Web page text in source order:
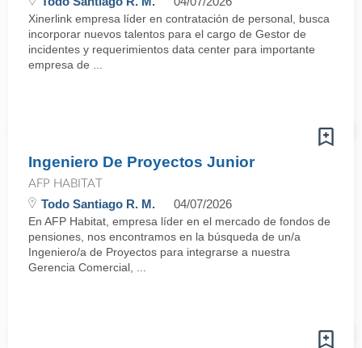
Xinerlink empresa líder en contratación de personal, busca
incorporar nuevos talentos para el cargo de Gestor de
incidentes y requerimientos data center para importante
empresa de ...
Ingeniero De Proyectos Junior
AFP HABITAT
Todo Santiago R. M. 04/07/2026
En AFP Habitat, empresa líder en el mercado de fondos de
pensiones, nos encontramos en la búsqueda de un/a
Ingeniero/a de Proyectos para integrarse a nuestra
Gerencia Comercial, ...